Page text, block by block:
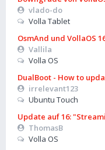
vlado-do
Volla Tablet
OsmAnd und VollaOS
Vallila
Volla OS
DualBoot - How to
irrelevant123
Ubuntu Touch
Update auf 16:
ThomasB
Volla OS